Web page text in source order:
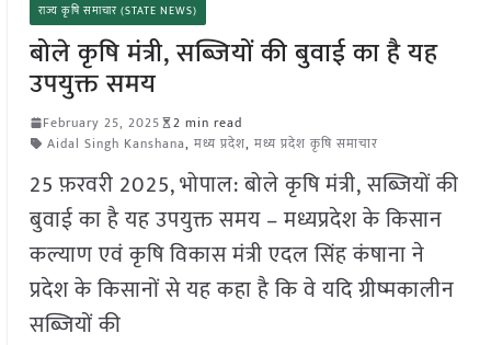
राज्य कृषि समाचार (STATE NEWS)
बोले कृषि मंत्री, सब्जियों की बुवाई का है यह
उपयुक्त समय
February 25, 2025
2 min read
Aidal Singh Kanshana, मध्य प्रदेश, मध्य प्रदेश कृषि समाचार
25 फ़रवरी 2025, भोपाल: बोले कृषि मंत्री, सब्जियों की
बुवाई का है यह उपयुक्त समय – मध्यप्रदेश के किसान
कल्याण एवं कृषि विकास मंत्री एदल सिंह कंषाना ने
प्रदेश के किसानों से यह कहा है कि वे यदि ग्रीष्मकालीन
सब्जियों की